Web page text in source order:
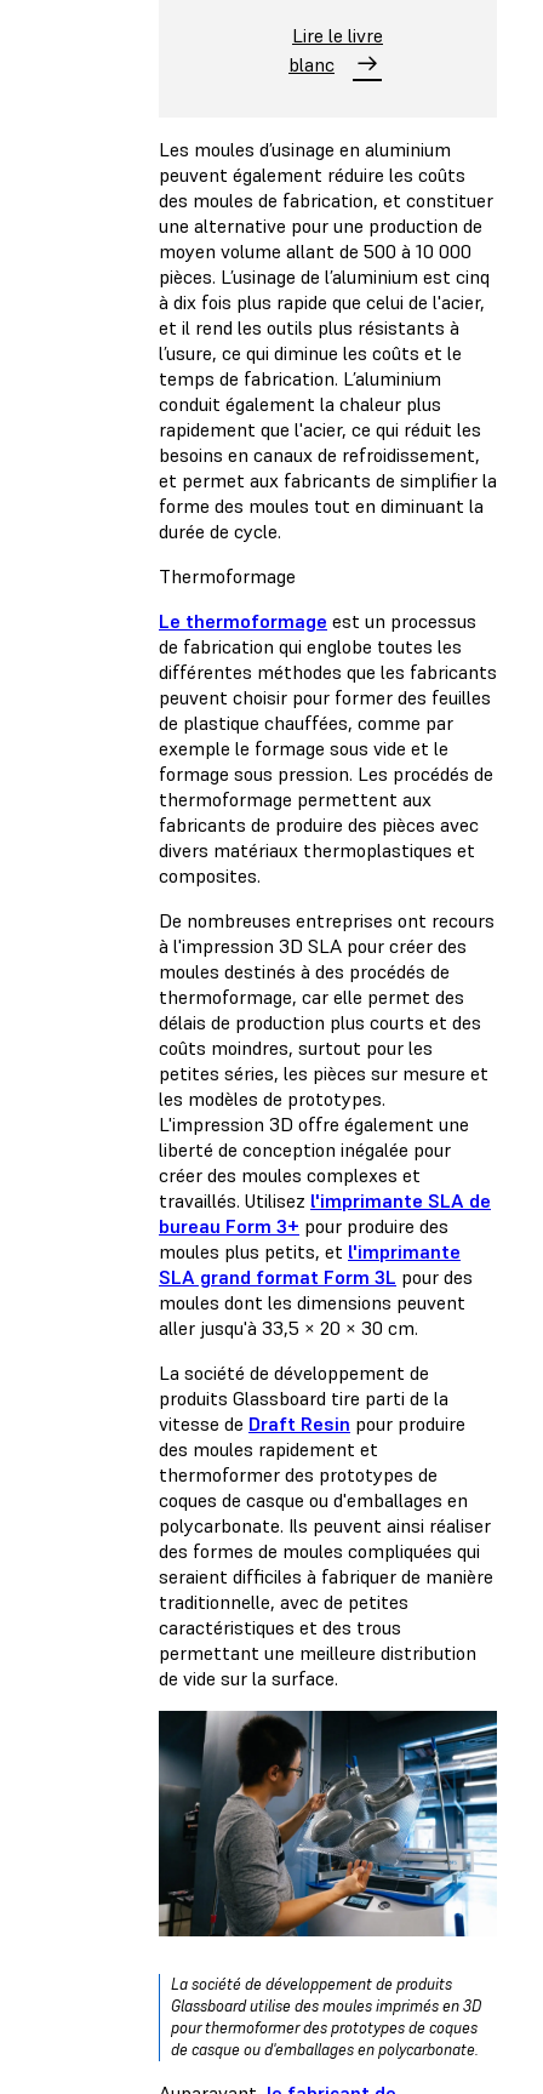
Lire le livre
blanc
Les moules d’usinage en aluminium
peuvent également réduire les coûts
des moules de fabrication, et constituer
une alternative pour une production de
moyen volume allant de 500 à 10 000
pièces. L’usinage de l’aluminium est cinq
à dix fois plus rapide que celui de l'acier,
et il rend les outils plus résistants à
l’usure, ce qui diminue les coûts et le
temps de fabrication. L’aluminium
conduit également la chaleur plus
rapidement que l'acier, ce qui réduit les
besoins en canaux de refroidissement,
et permet aux fabricants de simplifier la
forme des moules tout en diminuant la
durée de cycle.
Thermoformage
Le thermoformage est un processus
de fabrication qui englobe toutes les
différentes méthodes que les fabricants
peuvent choisir pour former des feuilles
de plastique chauffées, comme par
exemple le formage sous vide et le
formage sous pression. Les procédés de
thermoformage permettent aux
fabricants de produire des pièces avec
divers matériaux thermoplastiques et
composites.
De nombreuses entreprises ont recours
à l'impression 3D SLA pour créer des
moules destinés à des procédés de
thermoformage, car elle permet des
délais de production plus courts et des
coûts moindres, surtout pour les
petites séries, les pièces sur mesure et
les modèles de prototypes.
L'impression 3D offre également une
liberté de conception inégalée pour
créer des moules complexes et
travaillés. Utilisez l'imprimante SLA de
bureau Form 3+ pour produire des
moules plus petits, et l'imprimante
SLA grand format Form 3L pour des
moules dont les dimensions peuvent
aller jusqu'à 33,5 × 20 × 30 cm.
La société de développement de
produits Glassboard tire parti de la
vitesse de Draft Resin pour produire
des moules rapidement et
thermoformer des prototypes de
coques de casque ou d'emballages en
polycarbonate. Ils peuvent ainsi réaliser
des formes de moules compliquées qui
seraient difficiles à fabriquer de manière
traditionnelle, avec de petites
caractéristiques et des trous
permettant une meilleure distribution
de vide sur la surface.
La société de développement de produits
Glassboard utilise des moules imprimés en 3D
pour thermoformer des prototypes de coques
de casque ou d'emballages en polycarbonate.